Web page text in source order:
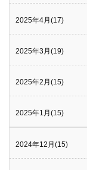
2025年4月(17)
2025年3月(19)
2025年2月(15)
2025年1月(15)
2024年12月(15)